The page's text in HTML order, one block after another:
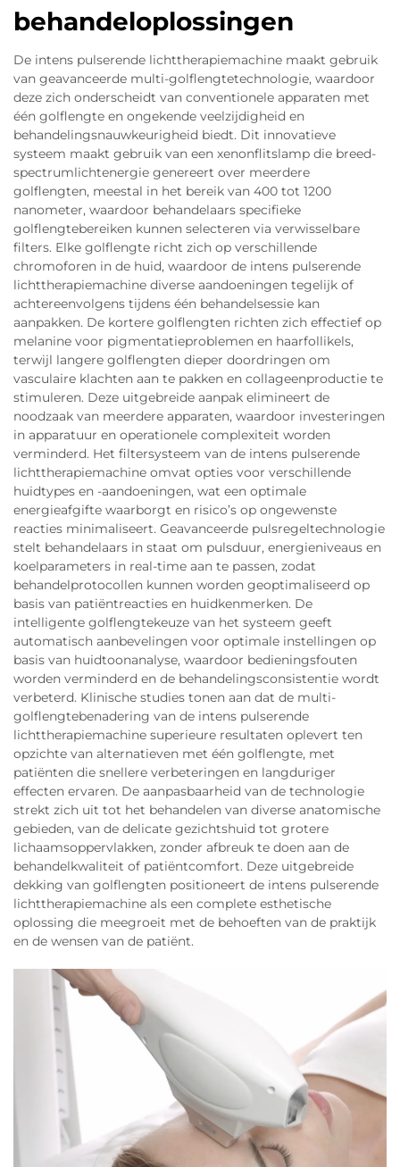
behandeloplossingen
De intens pulserende lichttherapiemachine maakt gebruik
van geavanceerde multi-golflengtetechnologie, waardoor
deze zich onderscheidt van conventionele apparaten met
één golflengte en ongekende veelzijdigheid en
behandelingsnauwkeurigheid biedt. Dit innovatieve
systeem maakt gebruik van een xenonflitslamp die breed-
spectrumlichtenergie genereert over meerdere
golflengten, meestal in het bereik van 400 tot 1200
nanometer, waardoor behandelaars specifieke
golflengtebereiken kunnen selecteren via verwisselbare
filters. Elke golflengte richt zich op verschillende
chromoforen in de huid, waardoor de intens pulserende
lichttherapiemachine diverse aandoeningen tegelijk of
achtereenvolgens tijdens één behandelsessie kan
aanpakken. De kortere golflengten richten zich effectief op
melanine voor pigmentatieproblemen en haarfollikels,
terwijl langere golflengten dieper doordringen om
vasculaire klachten aan te pakken en collageenproductie te
stimuleren. Deze uitgebreide aanpak elimineert de
noodzaak van meerdere apparaten, waardoor investeringen
in apparatuur en operationele complexiteit worden
verminderd. Het filtersysteem van de intens pulserende
lichttherapiemachine omvat opties voor verschillende
huidtypes en -aandoeningen, wat een optimale
energieafgifte waarborgt en risico’s op ongewenste
reacties minimaliseert. Geavanceerde pulsregeltechnologie
stelt behandelaars in staat om pulsduur, energieniveaus en
koelparameters in real-time aan te passen, zodat
behandelprotocollen kunnen worden geoptimaliseerd op
basis van patiëntreacties en huidkenmerken. De
intelligente golflengtekeuze van het systeem geeft
automatisch aanbevelingen voor optimale instellingen op
basis van huidtoonanalyse, waardoor bedieningsfouten
worden verminderd en de behandelingsconsistentie wordt
verbeterd. Klinische studies tonen aan dat de multi-
golflengtebenadering van de intens pulserende
lichttherapiemachine superieure resultaten oplevert ten
opzichte van alternatieven met één golflengte, met
patiënten die snellere verbeteringen en langduriger
effecten ervaren. De aanpasbaarheid van de technologie
strekt zich uit tot het behandelen van diverse anatomische
gebieden, van de delicate gezichtshuid tot grotere
lichaamsoppervlakken, zonder afbreuk te doen aan de
behandelkwaliteit of patiëntcomfort. Deze uitgebreide
dekking van golflengten positioneert de intens pulserende
lichttherapiemachine als een complete esthetische
oplossing die meegroeit met de behoeften van de praktijk
en de wensen van de patiënt.